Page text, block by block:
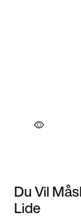
Du Vil
Lide